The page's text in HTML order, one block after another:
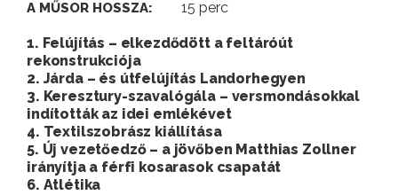
A MŰSOR HOSSZA: 15 perc
1. Felújítás – elkezdődött a feltáróút
rekonstrukciója
2. Járda – és útfelújítás Landorhegyen
3. Keresztury-szavalógála – versmondásokkal
indították az idei emlékévet
4. Textilszobrász kiállítása
5. Új vezetőedző – a jövőben Matthias Zollner
irányítja a férfi kosarasok csapatát
6. Atlétika